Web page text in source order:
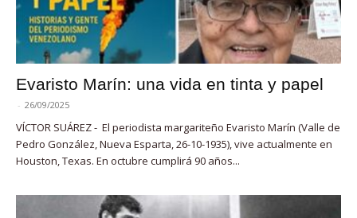
Evaristo Marín: una vida en tinta y papel
- 26/09/2025
VÍCTOR SUÁREZ - El periodista margariteño Evaristo Marín (Valle de
Pedro González, Nueva Esparta, 26-10-1935), vive actualmente en
Houston, Texas. En octubre cumplirá 90 años...